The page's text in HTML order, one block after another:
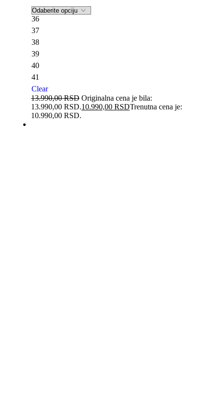
36
37
38
39
40
41
Clear
13.990,00RSD Originalna cena je bila:
13.990,00 RSD.10.990,00 RSDTrenutna cena je:
10.990,00 RSD.